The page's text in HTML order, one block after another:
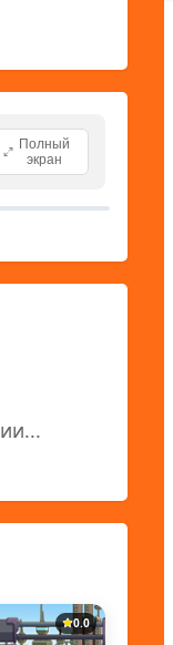
Полный
экран
0.0